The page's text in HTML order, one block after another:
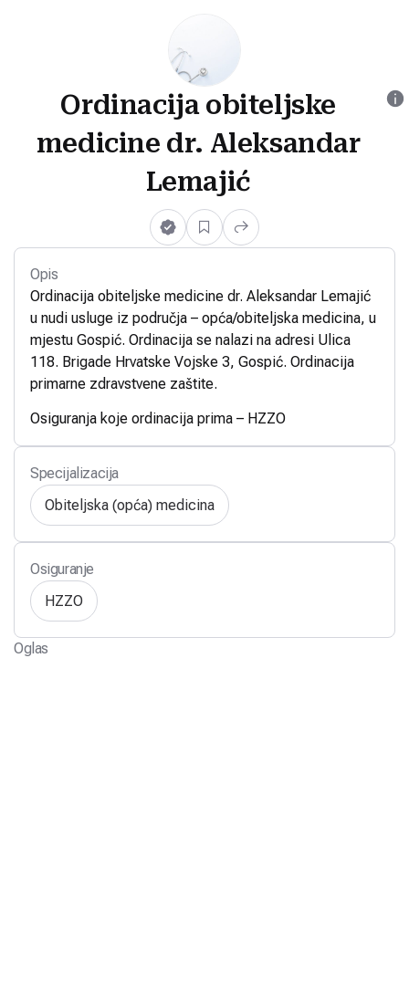
Ordinacija obiteljske
medicine dr. Aleksandar
Lemajić
Opis
Ordinacija obiteljske medicine dr. Aleksandar Lemajić
u nudi usluge iz područja – opća/obiteljska medicina, u
mjestu Gospić. Ordinacija se nalazi na adresi Ulica
118. Brigade Hrvatske Vojske 3, Gospić. Ordinacija
primarne zdravstvene zaštite.
Osiguranja koje ordinacija prima – HZZO
Specijalizacija
Obiteljska (opća) medicina
Osiguranje
HZZO
Oglas